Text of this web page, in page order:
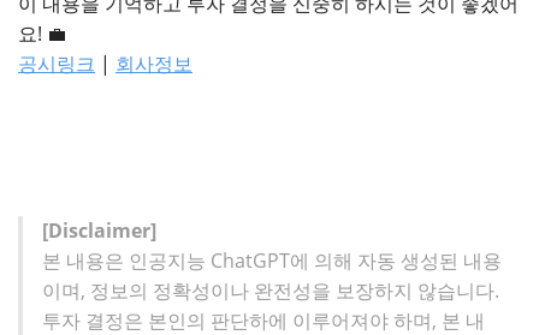
요! 💼
공시링크 | 회사정보
[Disclaimer]
본 내용은 인공지능 ChatGPT에 의해 자동 생성된 내용
이며, 정보의 정확성이나 완전성을 보장하지 않습니다.
투자 결정은 본인의 판단하에 이루어져야 하며, 본 내